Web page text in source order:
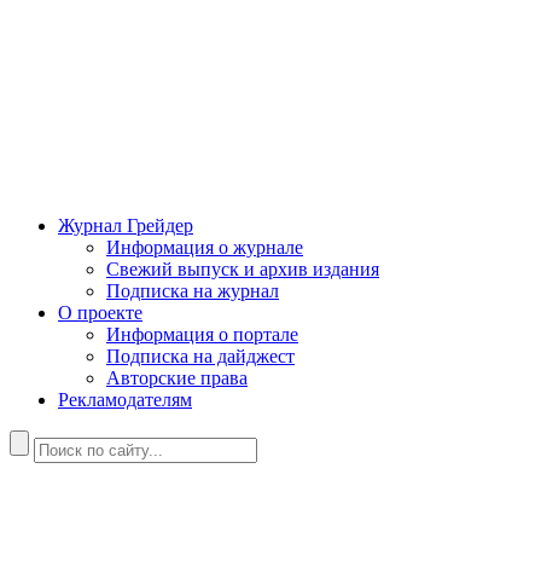
Журнал Грейдер
Информация о журнале
Свежий выпуск и архив издания
Подписка на журнал
О проекте
Информация о портале
Подписка на дайджест
Авторские права
Рекламодателям